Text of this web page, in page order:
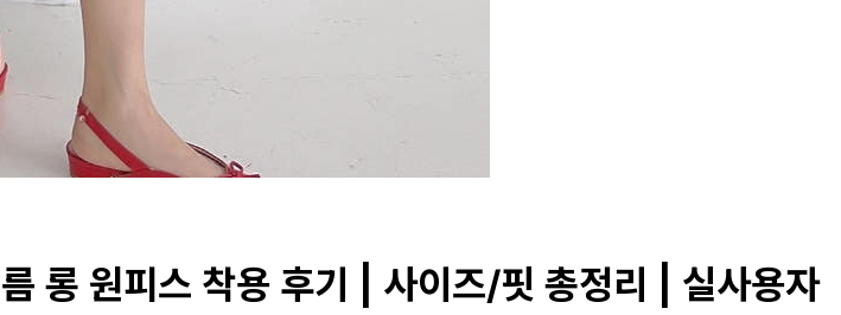
롱 원피스 착용 후기 | 사이즈/핏 총정리 | 실사용자